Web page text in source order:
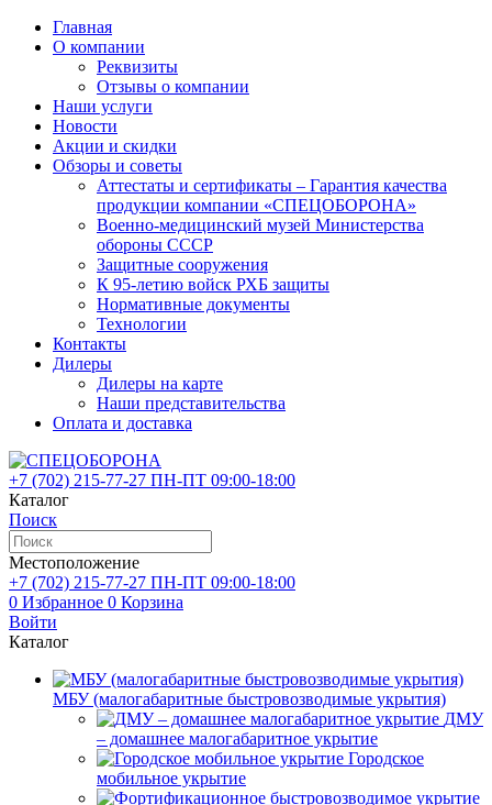
Главная
О компании
Реквизиты
Отзывы о компании
Наши услуги
Новости
Акции и скидки
Обзоры и советы
Аттестаты и сертификаты – Гарантия качества
продукции компании «СПЕЦОБОРОНА»
Военно-медицинский музей Министерства
обороны СССР
Защитные сооружения
К 95-летию войск РХБ защиты
Нормативные документы
Технологии
Контакты
Дилеры
Дилеры на карте
Наши представительства
Оплата и доставка
+7 (702) 215-77-27 ПН-ПТ 09:00-18:00
Каталог
Поиск
Местоположение
+7 (702) 215-77-27 ПН-ПТ 09:00-18:00
0 Избранное 0 Корзина
Войти
Каталог
МБУ (малогабаритные быстровозводимые укрытия)
ДМУ
– домашнее малогабаритное укрытие
Городское
мобильное укрытие